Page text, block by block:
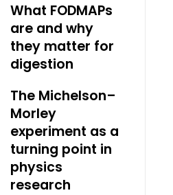
What FODMAPs
are and why
they matter for
digestion
The Michelson–
Morley
experiment as a
turning point in
physics
research